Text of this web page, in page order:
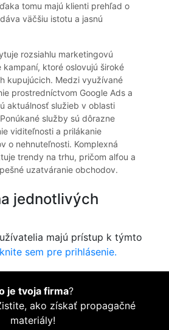
tomu majú klienti prehľad o
väčšiu istotu a jasnú
rozsiahlu marketingovú
ktoré oslovujú široké
kupujúcich. Medzi využívané
prostredníctvom Google Ads a
aktuálnosť služieb v oblasti
služby sú dôrazne
viditeľnosti a prilákanie
o nehnuteľnosti. Komplexná
trendy na trhu, pričom alfou a
uzatváranie obchodov.
jednotlivých
majú prístup k týmto
sem pre prihlásenie.
je tvoja firma?
ako získať propagačné
materiály!